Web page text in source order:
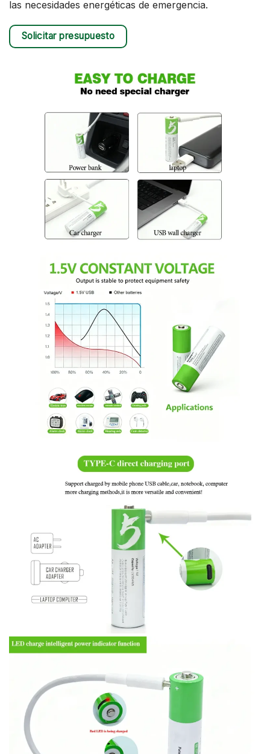
las necesidades energéticas de emergencia.
Solicitar presupuesto